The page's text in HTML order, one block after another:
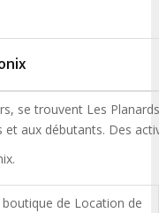
se trouvent Les
aux débutants. Des
de Location de